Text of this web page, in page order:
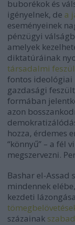
buborékok és
igényelnek, de a
eseményeinek
pénzügyi
amelyek
diktatúráinak
társadalmi
fontos ideológiai
gazdasági
formában
azon
hozza, érdemes
“könnyű” – a fél
megszervezni.
Bashar el-Assad
mindennek
kezdeti
százainak